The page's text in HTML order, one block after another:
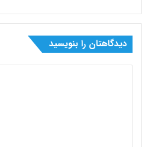
دیدگاهتان را بنویسید